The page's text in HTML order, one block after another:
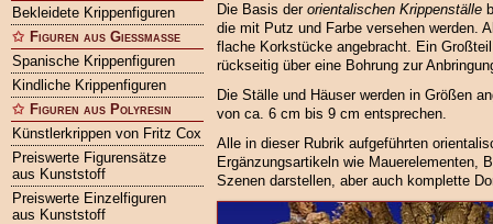
Bekleidete Krippenfiguren
Figuren aus Gießmasse
Spanische Krippenfiguren
Kindliche Krippenfiguren
Figuren aus Polyresin
Künstlerkrippen von Fritz Cox
Preiswerte Figurensätze
aus Kunststoff
Preiswerte Einzelfiguren
aus Kunststoff
Die Basis der orientalischen Krippenställe
die mit Putz und Farbe versehen werden.
flache Korkstücke angebracht. Ein
rückseitig über eine Bohrung zur
Die Ställe und Häuser werden in Größen
von ca. 6 cm bis 9 cm entsprechen.
Alle in dieser Rubrik aufgeführten
Ergänzungsartikeln wie Mauerelementen,
Szenen darstellen, aber auch komplette